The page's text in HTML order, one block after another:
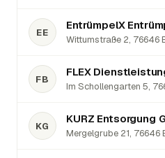
EE
Wittumstraße 2, 76646
FB
Im Schollengarten 5,
KG
KURZ Entsorgung
Mergelgrube 21,